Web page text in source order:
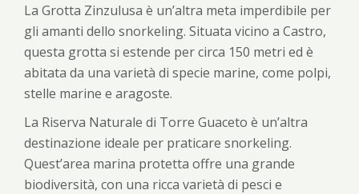
La Grotta Zinzulusa è un’altra meta imperdibile per
gli amanti dello snorkeling. Situata vicino a Castro,
questa grotta si estende per circa 150 metri ed è
abitata da una varietà di specie marine, come polpi,
stelle marine e aragoste.
La Riserva Naturale di Torre Guaceto è un’altra
destinazione ideale per praticare snorkeling.
Quest’area marina protetta offre una grande
biodiversità, con una ricca varietà di pesci e